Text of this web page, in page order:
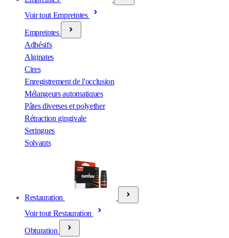
Voir tout Empreintes
Empreintes
Adhésifs
Alginates
Cires
Enregistrement de l'occlusion
Mélangeurs automatiques
Pâtes diverses et polyether
Rétraction gingivale
Seringues
Solvants
Restauration
Voir tout Restauration
Obturation